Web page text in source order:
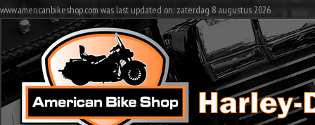
www.americanbikeshop.com was last updated on: zaterdag 8 augustus 2026